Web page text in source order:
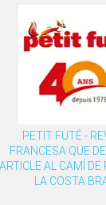
PETIT FUTÉ -
FRANCESA QUE
ARTICLE AL CAMÍ DE
LA COSTA